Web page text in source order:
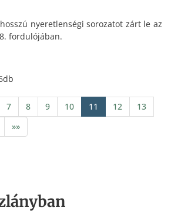
nyeretlenségi sorozatot zárt le az
fordulójában.
7 8 9 10 11 12
13
»»